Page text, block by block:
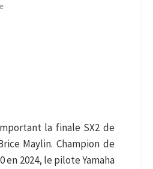
la finale SX2 de
Maylin. Champion de
en 2024, le pilote Yamaha